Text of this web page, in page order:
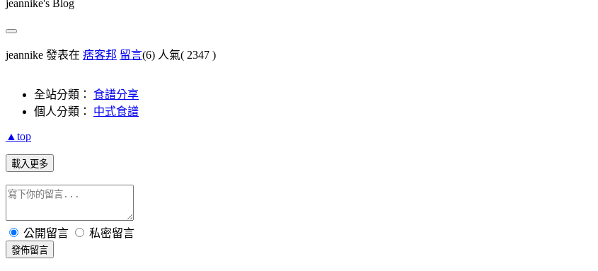
jeannike's Blog
jeannike 發表在 痞客邦 留言(6) 人氣( 2347 )
全站分類： 食譜分享
個人分類： 中式食譜
▲top
載入更多
公開留言 私密留言
發佈留言